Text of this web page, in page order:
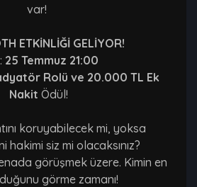
var!
ETKİNLİĞİ GELİYOR!
25 Temmuz 21:00
Rolü ve 20.000 TL Ek
Nakit Ödül!
koruyabilecek mi, yoksa
hakimi siz mi olacaksınız?
görüşmek üzere. Kimin en
görme zamanı!